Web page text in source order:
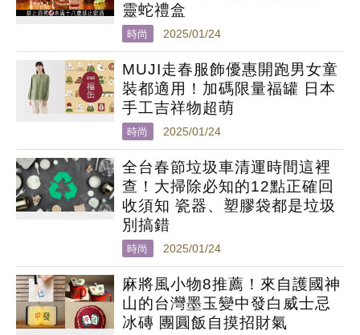
靈蛇禮盒
時尚 2025/01/24
MUJI走春服飾優惠開跑男女童
裝都適用！加碼限量福罐 日本
手工吉祥物超萌
時尚 2025/01/24
全台春節垃圾車清運時間這裡
查！大掃除必知的12點正確回
收須知 瓷器、塑膠袋都是垃圾
別搞錯
時尚 2025/01/24
麻將風小物8推薦！來自護國神
山的台灣墨玉變中發白威士忌
冰磚 團圓飯自摸招財氣